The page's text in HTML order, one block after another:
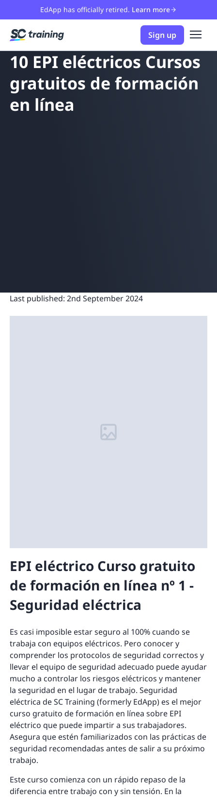
EdApp has officially retired. Learn more
Sign up
10 EPI eléctricos Cursos
gratuitos de formación
en línea
Last published: 2nd September 2024
EPI eléctrico Curso gratuito
de formación en línea nº 1 -
Seguridad eléctrica
Es casi imposible estar seguro al 100% cuando se
trabaja con equipos eléctricos. Pero conocer y
comprender los protocolos de seguridad correctos y
llevar el equipo de seguridad adecuado puede ayudar
mucho a controlar los riesgos eléctricos y mantener
la seguridad en el lugar de trabajo. Seguridad
eléctrica de SC Training (formerly EdApp) es el mejor
curso gratuito de formación en línea sobre EPI
eléctrico que puede impartir a sus trabajadores.
Asegura que estén familiarizados con las prácticas de
seguridad recomendadas antes de salir a su próximo
trabajo.
Este curso comienza con un rápido repaso de la
diferencia entre trabajo con y sin tensión. En la